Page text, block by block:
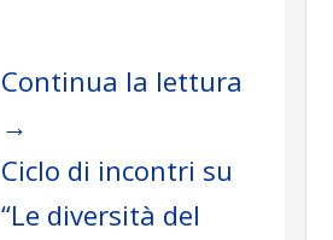
Continua la lettura
→
Ciclo di incontri su
“Le diversità del